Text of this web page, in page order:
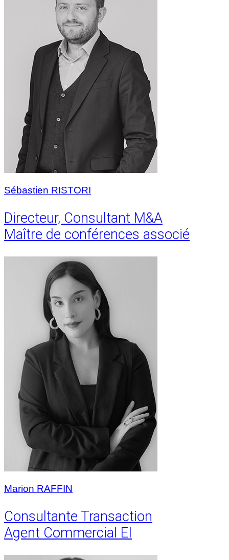
Sébastien RISTORI
Directeur, Consultant M&A
Maître de conférences associé
Marion RAFFIN
Consultante Transaction
Agent Commercial EI